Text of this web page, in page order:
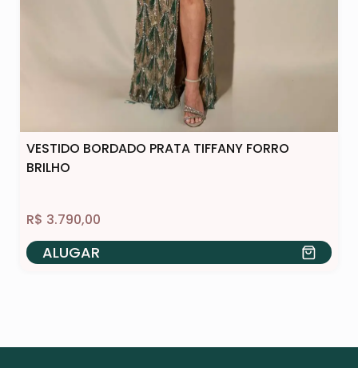
VESTIDO BORDADO PRATA TIFFANY FORRO
BRILHO
R$ 3.790,00
ALUGAR